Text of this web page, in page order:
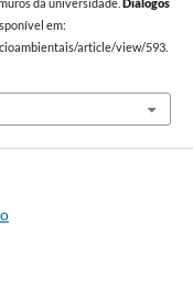
da universidade. Diálogos
em:
article/view/593.